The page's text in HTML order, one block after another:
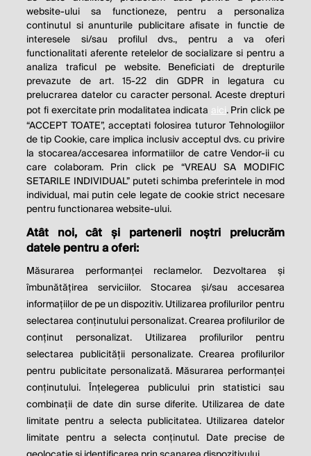
THE SOCIAL RESPONSIBILITY OF
BUSINESS IS TO INCREASE ITS
PROFITS.
Milton Friedman
© 2026 Profit.ro. Toate drepturile rezervate.
Dezvoltat de1616.ro
Contact Publicitate Despre noi
Politica de cookie Politica de
confidențialitate
website-ului sa functioneze, pentru a personaliza
continutul si anunturile publicitare afisate in functie de
interesele si/sau profilul dvs., pentru a va oferi
functionalitati aferente retelelor de socializare si pentru a
analiza traficul pe website. Beneficiati de drepturile
prevazute de art. 15-22 din GDPR in legatura cu
prelucrarea datelor cu caracter personal. Aceste drepturi
pot fi exercitate prin modalitatea indicata aici. Prin click pe
“ACCEPT TOATE”, acceptati folosirea tuturor Tehnologiilor
de tip Cookie, care implica inclusiv acceptul dvs. cu privire
la stocarea/accesarea informatiilor de catre Vendor-ii cu
care colaboram. Prin click pe “VREAU SA MODIFIC
SETARILE INDIVIDUAL” puteti schimba preferintele in mod
individual, mai putin cele legate de cookie strict necesare
pentru functionarea website-ului.
Atât noi, cât și partenerii noștri prelucrăm
datele pentru a oferi:
Măsurarea performanței reclamelor. Dezvoltarea și
îmbunătățirea serviciilor. Stocarea și/sau accesarea
informațiilor de pe un dispozitiv. Utilizarea profilurilor pentru
selectarea conținutului personalizat. Crearea profilurilor de
conținut personalizat. Utilizarea profilurilor pentru
selectarea publicității personalizate. Crearea profilurilor
pentru publicitate personalizată. Măsurarea performanței
conținutului. Înțelegerea publicului prin statistici sau
combinații de date din surse diferite. Utilizarea de date
limitate pentru a selecta publicitatea. Utilizarea datelor
limitate pentru a selecta conținutul. Date precise de